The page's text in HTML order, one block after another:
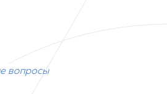
вопросы